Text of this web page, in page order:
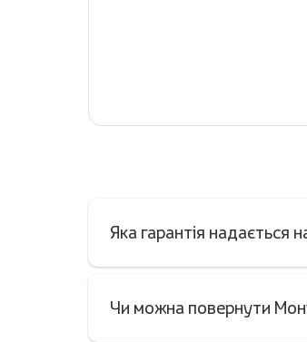
Яка гарантія надається
Чи можна повернути